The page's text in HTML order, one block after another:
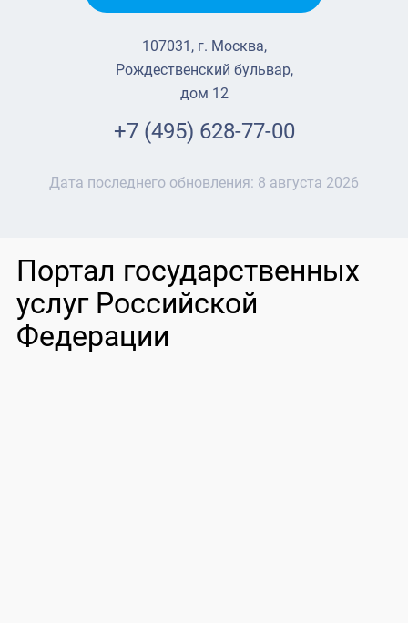
107031, г. Москва,
Рождественский бульвар,
дом 12
+7 (495) 628-77-00
Дата последнего обновления: 8 августа 2026
Портал государственных
услуг Российской
Федерации